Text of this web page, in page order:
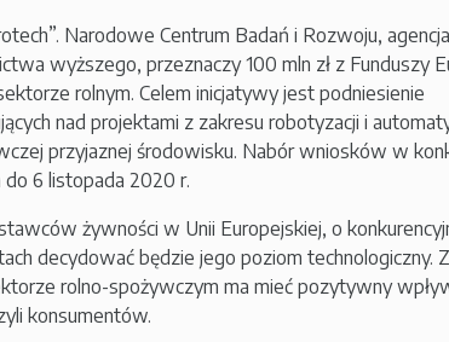
Narodowe Centrum Badań i Rozwoju, agencja
wyższego, przeznaczy 100 mln zł z Funduszy
rolnym. Celem inicjatywy jest podniesienie
nad projektami z zakresu robotyzacji i
przyjaznej środowisku. Nabór wniosków w
6 listopada 2020 r.
żywności w Unii Europejskiej, o
decydować będzie jego poziom technologiczny.
rolno-spożywczym ma mieć pozytywny
konsumentów.